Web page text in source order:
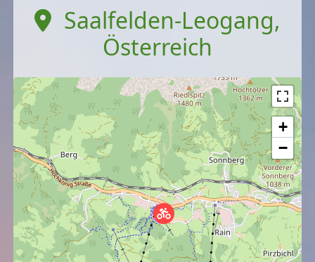
Saalfelden-Leogang,
Österreich
+
−